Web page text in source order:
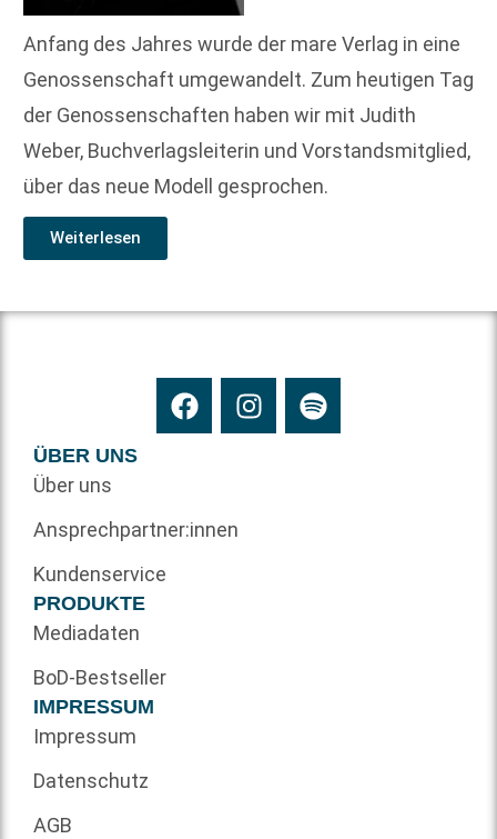
Anfang des Jahres wurde der mare Verlag in eine
Genossenschaft umgewandelt. Zum heutigen Tag
der Genossenschaften haben wir mit Judith
Weber, Buchverlagsleiterin und Vorstandsmitglied,
über das neue Modell gesprochen.
Weiterlesen
ÜBER UNS
Über uns
Ansprechpartner:innen
Kundenservice
PRODUKTE
Mediadaten
BoD-Bestseller
IMPRESSUM
Impressum
Datenschutz
AGB